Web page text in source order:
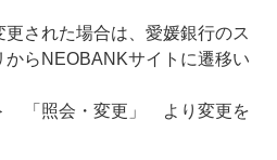
された場合は、愛媛銀行のス
からNEOBANKサイトに遷移い
「照会・変更」 より変更を